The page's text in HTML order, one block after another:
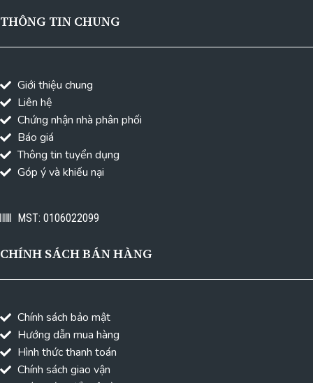
THÔNG TIN CHUNG
Giới thiệu chung
Liên hệ
Chứng nhận nhà phân phối
Báo giá
Thông tin tuyển dụng
Góp ý và khiếu nại
MST: 0106022099
CHÍNH SÁCH BÁN HÀNG
Chính sách bảo mật
Hướng dẫn mua hàng
Hình thức thanh toán
Chính sách giao vận